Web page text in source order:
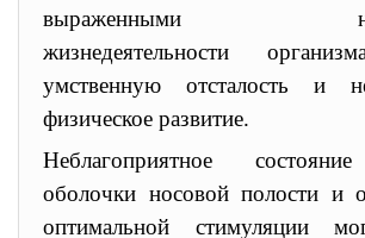
выраженными
жизнедеятельности
умственную отсталость и
физическое развитие.
Неблагоприятное
оболочки носовой полости и
оптимальной стимуляции